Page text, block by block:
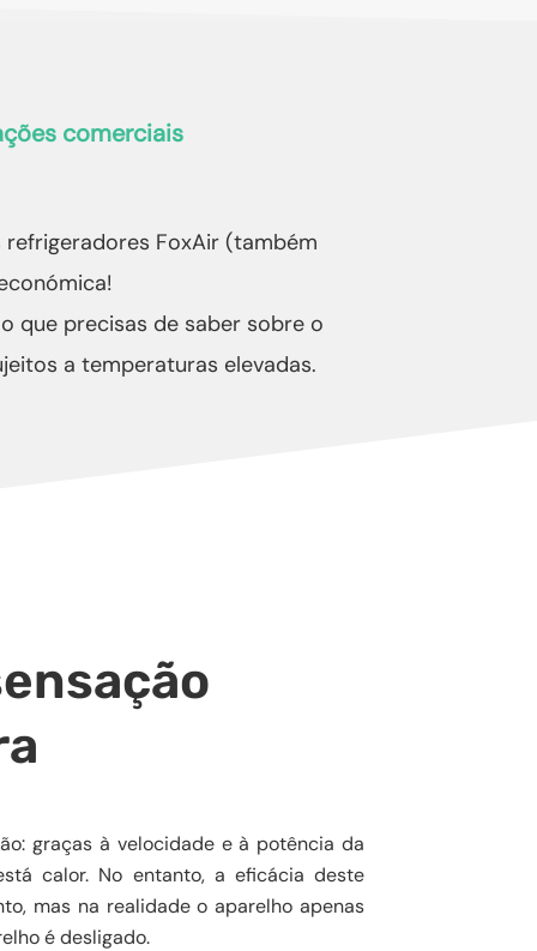
comerciais
FoxAir (também
que precisas de saber sobre o
a temperaturas elevadas.
graças à velocidade e à potência da
calor. No entanto, a eficácia deste
mas na realidade o aparelho apenas
é desligado.